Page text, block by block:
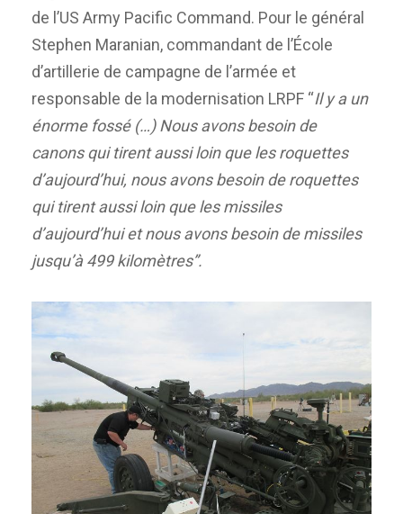
de l’US Army Pacific Command. Pour le général
Stephen Maranian, commandant de l’École
d’artillerie de campagne de l’armée et
responsable de la modernisation LRPF “Il y a un
énorme fossé (…) Nous avons besoin de
canons qui tirent aussi loin que les roquettes
d’aujourd’hui, nous avons besoin de roquettes
qui tirent aussi loin que les missiles
d’aujourd’hui et nous avons besoin de missiles
jusqu’à 499 kilomètres”.